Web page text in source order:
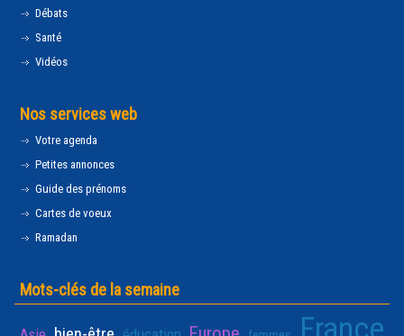
Débats
Santé
Vidéos
Nos services web
Votre agenda
Petites annonces
Guide des prénoms
Cartes de voeux
Ramadan
Mots-clés de la semaine